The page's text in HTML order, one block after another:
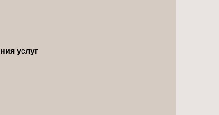
услуг